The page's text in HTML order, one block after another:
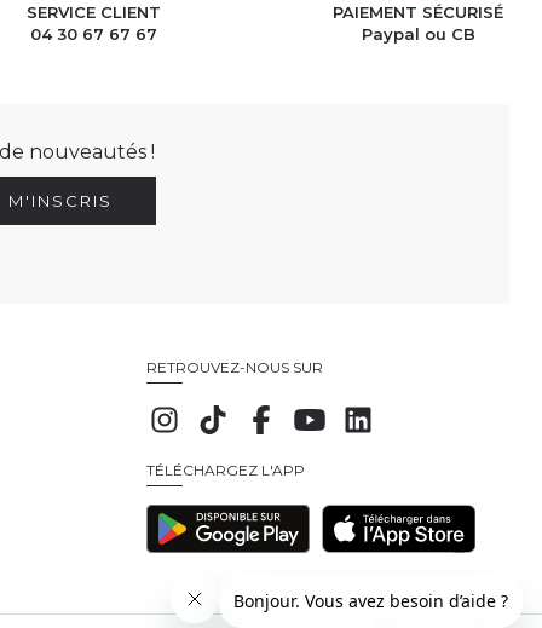
SERVICE CLIENT
04 30 67 67 67
PAIEMENT SÉCURISÉ
Paypal ou CB
nouveautés !
M'INSCRIS
RETROUVEZ-NOUS SUR
TÉLÉCHARGEZ L'APP